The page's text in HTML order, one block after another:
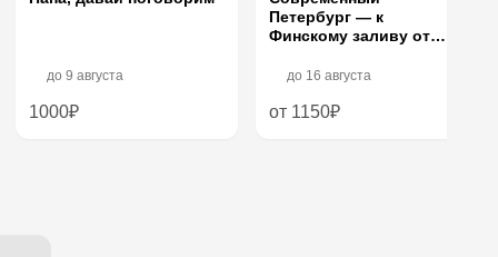
до 9 августа
1000₽
Петербург — к
Финскому заливу от
до 16 августа
от 1150₽